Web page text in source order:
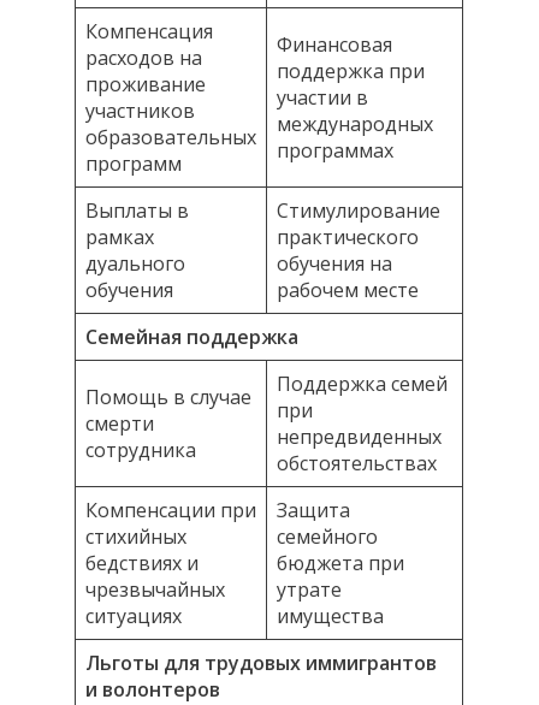
Компенсация
расходов на
проживание
участников
образовательных
программ
Финансовая
поддержка при
участии в
международных
программах
Выплаты в
рамках
дуального
обучения
Стимулирование
практического
обучения на
рабочем месте
Семейная поддержка
Помощь в случае
смерти
сотрудника
Поддержка семей
при
непредвиденных
обстоятельствах
Компенсации при
стихийных
бедствиях и
чрезвычайных
ситуациях
Защита
семейного
бюджета при
утрате
имущества
Льготы для трудовых иммигрантов
и волонтеров